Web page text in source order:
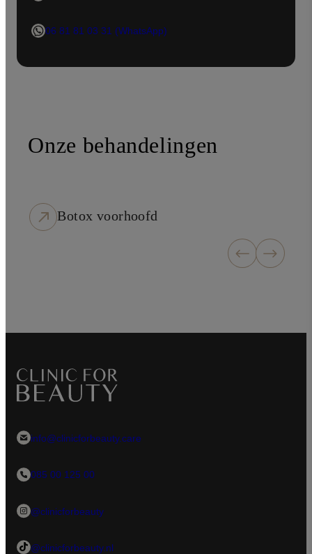
06 81 81 03 31 (WhatsApp)
Onze behandelingen
Botox voorhoofd
info@clinicforbeauty.care
085 00 125 00
@clinicforbeauty
@clinicforbeauty.nl